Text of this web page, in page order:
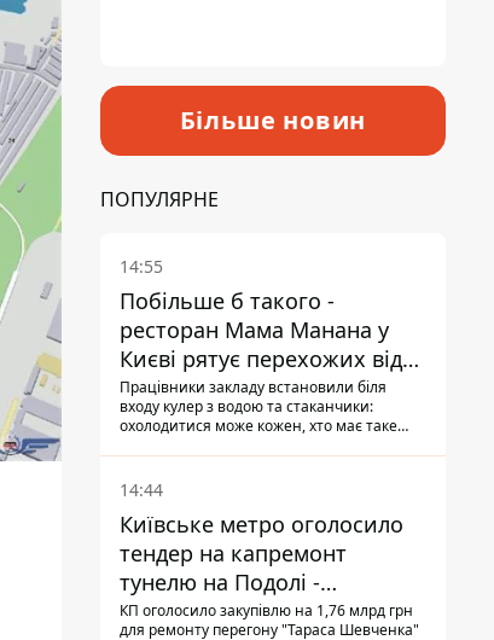
Більше новин
ПОПУЛЯРНЕ
14:55
Побільше б такого -
ресторан Мама Манана у
Києві рятує перехожих від
спеки
Працівники закладу встановили біля
входу кулер з водою та стаканчики:
охолодитися може кожен, хто має таке
14:44
Київське метро оголосило
тендер на капремонт
тунелю на Подолі -
триватиме майже два роки
КП оголосило закупівлю на 1,76 млрд грн
для ремонту перегону "Тараса Шевченка"